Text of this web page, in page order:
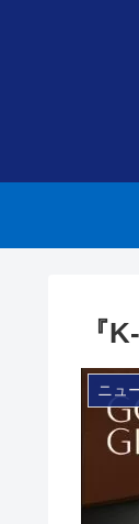
『
ニュ